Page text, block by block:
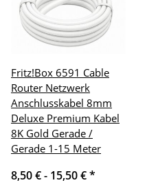
Fritz!Box 6591 Cable
Router Netzwerk
Anschlusskabel 8mm
Deluxe Premium Kabel
8K Gold Gerade /
Gerade 1-15 Meter
8,50 € - 15,50 €*